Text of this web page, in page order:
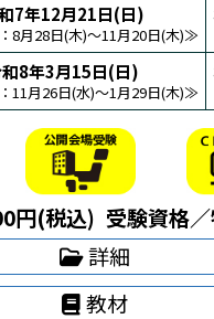
7年12月21日(日)
8月28日(木)～11月20日(木)≫
8年3月15日(日)
11月26日(水)～1月29日(木)≫
円(税込) 受験資格
詳細
教材